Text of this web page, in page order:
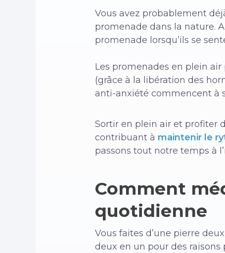
Vous avez probablement
promenade dans la nature.
promenade lorsqu’ils se
Les promenades en plein
(grâce à la libération des
anti-anxiété commencent à
Sortir en plein air et profiter
contribuant à maintenir le
passons tout notre temps à
Comment
quotidienne
Vous faites d’une pierre
deux en un pour des